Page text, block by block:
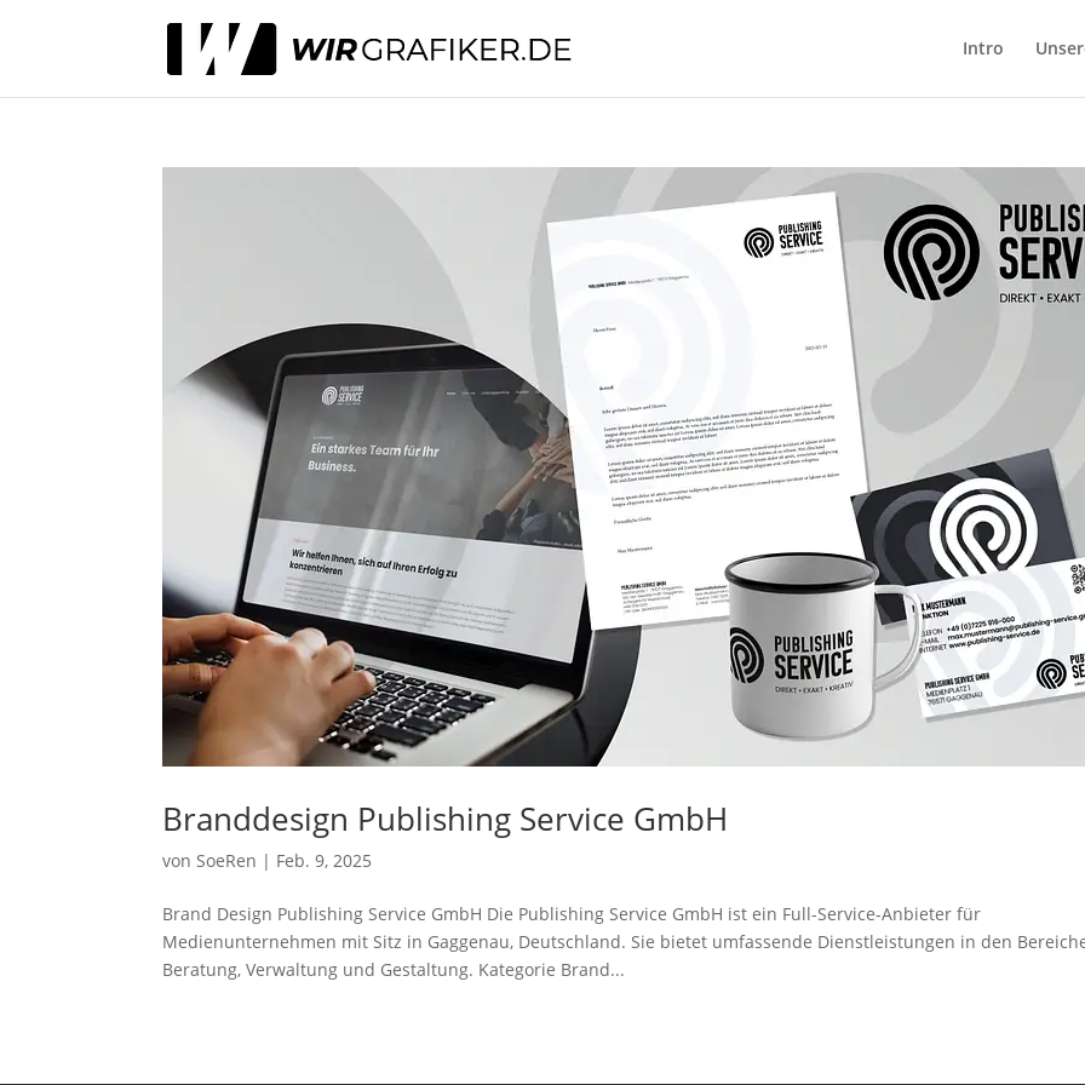
Intro
Branddesign Publishing Service GmbH
von SoeRen | Feb. 9, 2025
Brand Design Publishing Service GmbH Die Publishing Service GmbH ist ein Full-Service-Anbieter für
Medienunternehmen mit Sitz in Gaggenau, Deutschland. Sie bietet umfassende Dienstleistungen in den
Beratung, Verwaltung und Gestaltung. Kategorie Brand...